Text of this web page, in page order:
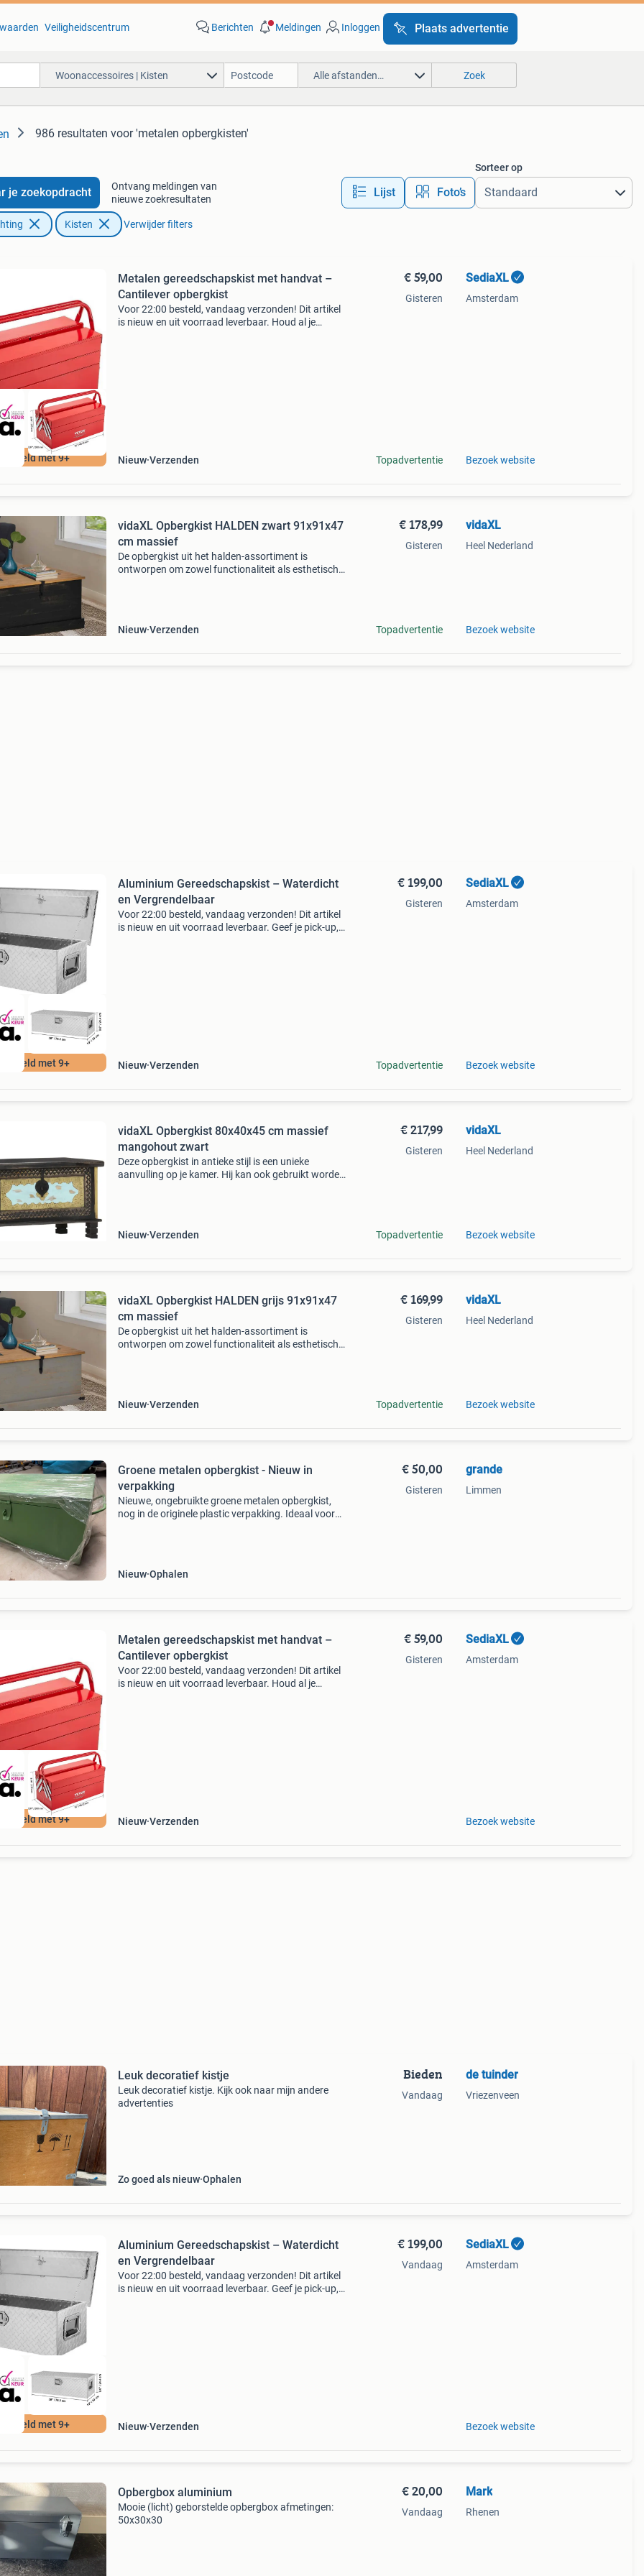
Veiligheidscentrum Berichten Meldingen Inloggen Plaats advertentie
Woonaccessoires | Kisten Alle afstanden… Zoek
986 resultaten voor 'metalen opbergkisten'
je zoekopdracht
Ontvang meldingen van
nieuwe zoekresultaten
Lijst Foto’s
Sorteer op
Kisten Verwijder filters
met 9+
Metalen gereedschapskist met handvat –
Cantilever opbergkist
Voor 22:00 besteld, vandaag verzonden! Dit artikel
is nieuw en uit voorraad leverbaar. Houd al je
Nieuw Verzenden
€ 59,00
Gisteren
Topadvertentie
SediaXL
Amsterdam
Bezoek website
vidaXL Opbergkist HALDEN zwart 91x91x47
cm massief
De opbergkist uit het halden-assortiment is
ontworpen om zowel functionaliteit als esthetische
Nieuw Verzenden
€ 178,99
Gisteren
Topadvertentie
vidaXL
Heel Nederland
Bezoek website
met 9+
Aluminium Gereedschapskist – Waterdicht
en Vergrendelbaar
Voor 22:00 besteld, vandaag verzonden! Dit artikel
is nieuw en uit voorraad leverbaar. Geef je pick-up,
Nieuw Verzenden
€ 199,00
Gisteren
Topadvertentie
SediaXL
Amsterdam
Bezoek website
vidaXL Opbergkist 80x40x45 cm massief
mangohout zwart
Deze opbergkist in antieke stijl is een unieke
aanvulling op je kamer. Hij kan ook gebruikt worden
Nieuw Verzenden
€ 217,99
Gisteren
Topadvertentie
vidaXL
Heel Nederland
Bezoek website
vidaXL Opbergkist HALDEN grijs 91x91x47
cm massief
De opbergkist uit het halden-assortiment is
ontworpen om zowel functionaliteit als esthetische
Nieuw Verzenden
€ 169,99
Gisteren
Topadvertentie
vidaXL
Heel Nederland
Bezoek website
Groene metalen opbergkist - Nieuw in
verpakking
Nieuwe, ongebruikte groene metalen opbergkist,
nog in de originele plastic verpakking. Ideaal voor
Nieuw Ophalen
€ 50,00
Gisteren
grande
Limmen
met 9+
Metalen gereedschapskist met handvat –
Cantilever opbergkist
Voor 22:00 besteld, vandaag verzonden! Dit artikel
is nieuw en uit voorraad leverbaar. Houd al je
Nieuw Verzenden
€ 59,00
Gisteren
SediaXL
Amsterdam
Bezoek website
Leuk decoratief kistje
Leuk decoratief kistje. Kijk ook naar mijn andere
advertenties
Zo goed als nieuw Ophalen
Bieden
Vandaag
de tuinder
Vriezenveen
met 9+
Aluminium Gereedschapskist – Waterdicht
en Vergrendelbaar
Voor 22:00 besteld, vandaag verzonden! Dit artikel
is nieuw en uit voorraad leverbaar. Geef je pick-up,
Nieuw Verzenden
€ 199,00
Vandaag
SediaXL
Amsterdam
Bezoek website
Opbergbox aluminium
Mooie (licht) geborstelde opbergbox afmetingen:
50x30x30
€ 20,00
Vandaag
Mark
Rhenen